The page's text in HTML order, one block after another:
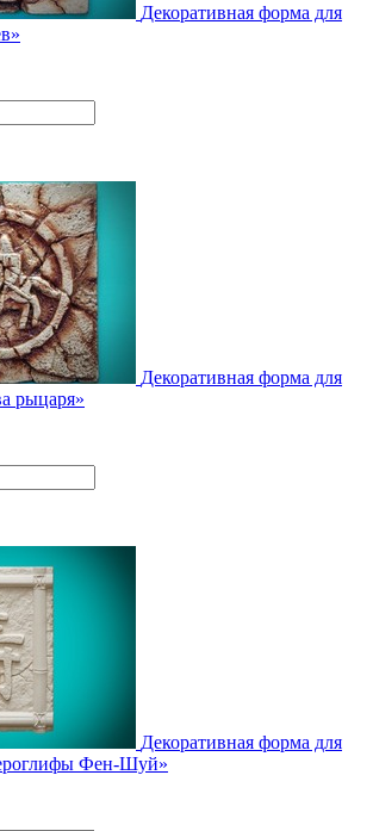
Декоративная форма для
Декоративная форма для
рыцаря»
Декоративная форма для
Фен-Шуй»